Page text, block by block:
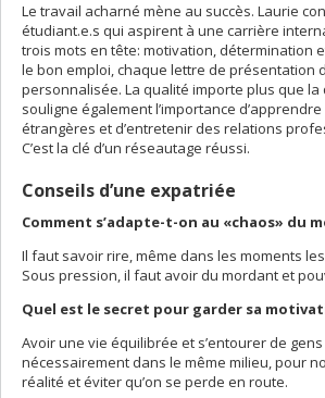
Le travail acharné mène au succès. Laurie
étudiant.e.s qui aspirent à une carrière
trois mots en tête: motivation, détermination
le bon emploi, chaque lettre de présentation
personnalisée. La qualité importe plus que la
souligne également l’importance
étrangères et d’entretenir des relations
C’est la clé d’un réseautage réussi.
Conseils d’une expatriée
Comment s’adapte-t-on au «chaos» du
Il faut savoir rire, même dans les moments
Sous pression, il faut avoir du mordant et
Quel est le secret pour garder sa
Avoir une vie équilibrée et s’entourer de
nécessairement dans le même milieu, pour
réalité et éviter qu’on se perde en route.